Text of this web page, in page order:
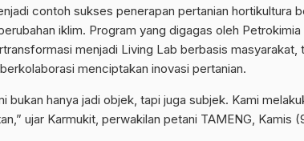
contoh sukses penerapan pertanian hortikultura
iklim. Program yang digagas oleh
menjadi Living Lab berbasis masyarakat,
menciptakan inovasi pertanian.
bukan hanya jadi objek, tapi juga subjek. Kami
ujar Karmukit , perwakilan petani TAMENG, Kamis